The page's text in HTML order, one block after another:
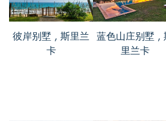
安静。别墅的管家跟服
到。别墅有两层，楼上
主要是休闲区。我住的
室，房间很大，有一
缸。而且房间的周边
彼岸别墅 , 斯里兰
卡
蓝色山庄别墅 ,
里兰卡